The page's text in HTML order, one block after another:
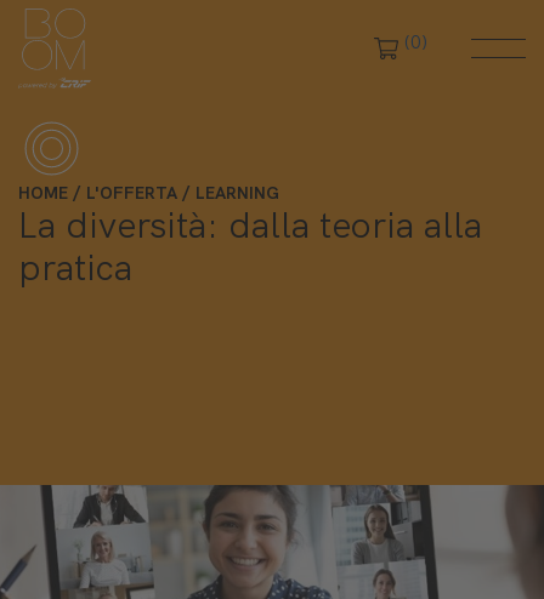
(0)
HOME L'OFFERTA LEARNING
La diversità: dalla teoria alla
pratica